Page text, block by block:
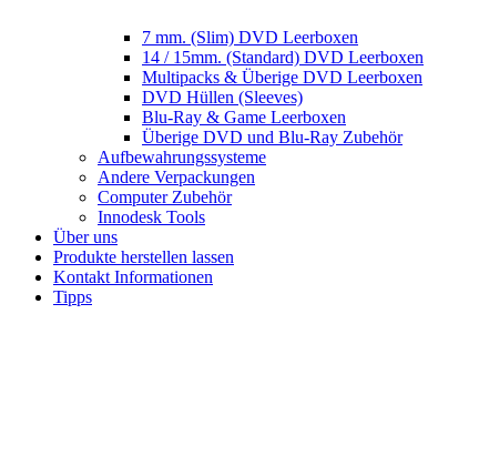
7 mm. (Slim) DVD Leerboxen
14 / 15mm. (Standard) DVD Leerboxen
Multipacks & Überige DVD Leerboxen
DVD Hüllen (Sleeves)
Blu-Ray & Game Leerboxen
Überige DVD und Blu-Ray Zubehör
Aufbewahrungssysteme
Andere Verpackungen
Computer Zubehör
Innodesk Tools
Über uns
Produkte herstellen lassen
Kontakt Informationen
Tipps